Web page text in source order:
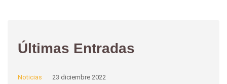
Últimas Entradas
Noticias 23 diciembre 2022